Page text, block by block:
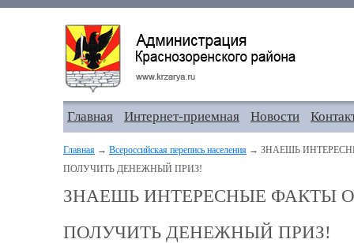
Главная Интернет-приемная Новости
Главная → Всероссийская перепись населения → ЗНАЕШЬ
ПОЛУЧИТЬ ДЕНЕЖНЫЙ ПРИЗ!
ЗНАЕШЬ ИНТЕРЕСНЫЕ ФАКТЫ
ПОЛУЧИТЬ ДЕНЕЖНЫЙ ПРИЗ!